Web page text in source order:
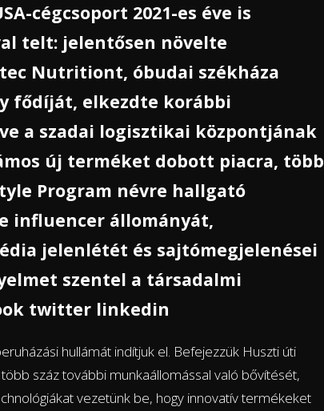
cégcsoport 2021-es éve is
telt: jelentősen növelte
Nutritiont, óbudai székháza
fődíját, elkezdte korábbi
a szadai logisztikai központjának
új terméket dobott piacra, több
Program névre hallgató
influencer állományát,
jelenlétét és sajtómegjelenései
szentel a társadalmi
twitter linkedin
hullámát indítjuk el. Befejezzük Huszti úti
száz további munkaállomással való bővítését,
vezetünk be, hogy innovatív termékeket